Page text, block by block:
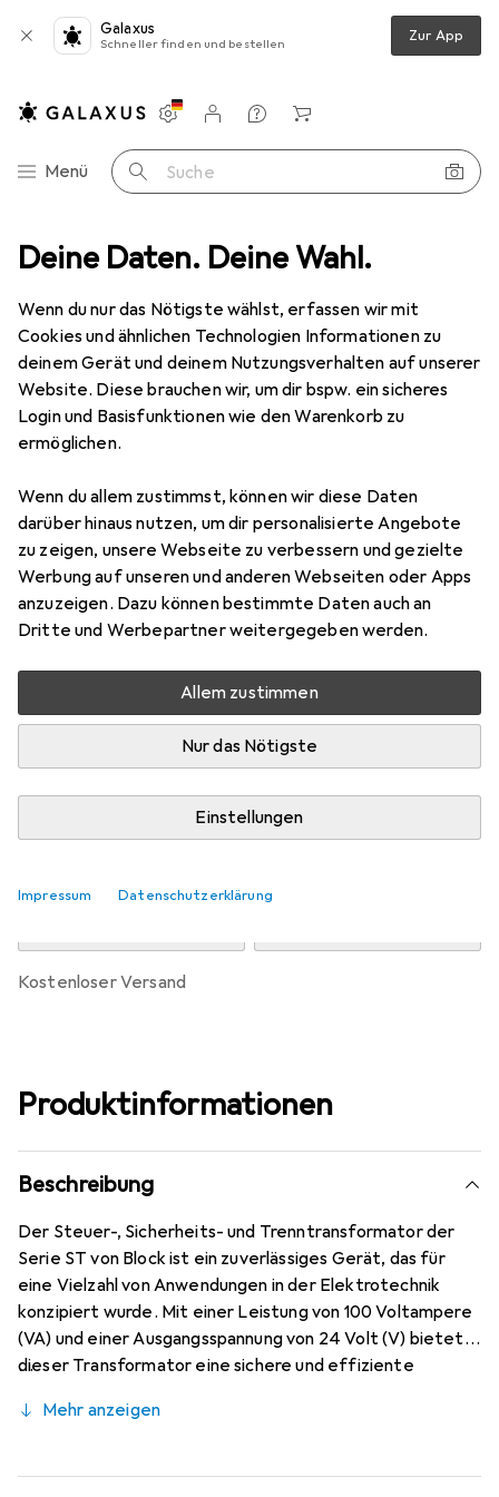
Deine Daten. Deine Wahl.
Wenn du nur das Nötigste wählst, erfassen wir mit
Cookies und ähnlichen Technologien Informationen zu
deinem Gerät und deinem Nutzungsverhalten auf unserer
Website. Diese brauchen wir, um dir bspw. ein sicheres
Login und Basisfunktionen wie den Warenkorb zu
ermöglichen.
Wenn du allem zustimmst, können wir diese Daten
darüber hinaus nutzen, um dir personalisierte Angebote
zu zeigen, unsere Webseite zu verbessern und gezielte
Werbung auf unseren und anderen Webseiten oder Apps
anzuzeigen. Dazu können bestimmte Daten auch an
Dritte und Werbepartner weitergegeben werden.
Allem zustimmen
Nur das Nötigste
Einstellungen
Impressum Datenschutzerklärung
Galaxus
Schneller finden und bestellen Zur App
Navigation nach Kategorien
Menü Suche
Einstellungen
Kundenkonto
Vergleichslisten
Merklisten
Warenkorb
Block Steuer, Sicherheits Trenntransformator Serie ST
BlockSteuer, Sicherheits
Trenntransformator Serie ST
Preis in EUR inkl. MwSt.
EUR
87,17
1
Bewertungen
Zwischen Do, 13.8. und Fr, 14.8. geliefert
Nur 4 Stück an Lager beim Drittanbieter
Lieferort angeben für genaue Lieferzeit
i
StockNet Connect
kostenloser Versand
Produktinformationen
Beschreibung
Der Steuer-, Sicherheits- und Trenntransformator der
Serie ST von Block ist ein zuverlässiges Gerät, das für
eine Vielzahl von Anwendungen in der Elektrotechnik
konzipiert wurde. Mit einer Leistung von 100 Voltampere
(VA) und einer Ausgangsspannung von 24 Volt (V) bietet
dieser Transformator eine sichere und effiziente
Steuerungsanwendungen geeignet, wo eine stabile und
Transformator ist mit Schraubanschluss-Klemmen
Mehr anzeigen